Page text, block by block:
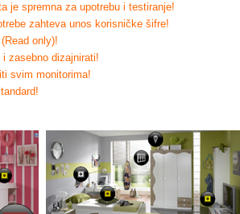
je spremna za upotrebu i testiranje!
zahteva unos korisničke šifre!
only)!
zasebno dizajnirati!
svim monitorima!